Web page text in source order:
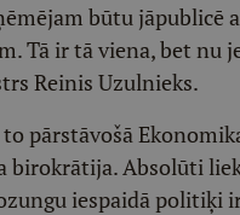
būtu jāpublicē
Tā ir tā viena, bet nu
Reinis Uzulnieks.
pārstāvošā
birokrātija. Absolūti
iespaidā politiķi